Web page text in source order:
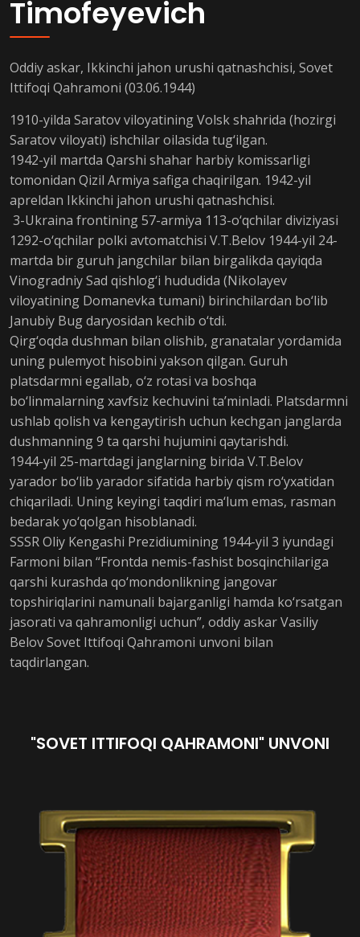
Timofeyevich
Oddiy askar, Ikkinchi jahon urushi qatnashchisi, Sovet
Ittifoqi Qahramoni (03.06.1944)
1910-yilda Saratov viloyatining Volsk shahrida (hozirgi
Saratov viloyati) ishchilar oilasida tug‘ilgan.
1942-yil martda Qarshi shahar harbiy komissarligi
tomonidan Qizil Armiya safiga chaqirilgan. 1942-yil
apreldan Ikkinchi jahon urushi qatnashchisi.
3-Ukraina frontining 57-armiya 113-o‘qchilar diviziyasi
1292-o‘qchilar polki avtomatchisi V.T.Belov 1944-yil 24-
martda bir guruh jangchilar bilan birgalikda qayiqda
Vinogradniy Sad qishlog‘i hududida (Nikolayev
viloyatining Domanevka tumani) birinchilardan bo‘lib
Janubiy Bug daryosidan kechib o‘tdi.
Qirg‘oqda dushman bilan olishib, granatalar yordamida
uning pulemyot hisobini yakson qilgan. Guruh
platsdarmni egallab, o‘z rotasi va boshqa
bo‘linmalarning xavfsiz kechuvini ta’minladi. Platsdarmni
ushlab qolish va kengaytirish uchun kechgan janglarda
dushmanning 9 ta qarshi hujumini qaytarishdi.
1944-yil 25-martdagi janglarning birida V.T.Belov
yarador bo‘lib yarador sifatida harbiy qism ro‘yxatidan
chiqariladi. Uning keyingi taqdiri ma‘lum emas, rasman
bedarak yo‘qolgan hisoblanadi.
SSSR Oliy Kengashi Prezidiumining 1944-yil 3 iyundagi
Farmoni bilan “Frontda nemis-fashist bosqinchilariga
qarshi kurashda qo‘mondonlikning jangovar
topshiriqlarini namunali bajarganligi hamda ko‘rsatgan
jasorati va qahramonligi uchun”, oddiy askar Vasiliy
Belov Sovet Ittifoqi Qahramoni unvoni bilan
taqdirlangan.
"SOVET ITTIFOQI QAHRAMONI" UNVONI